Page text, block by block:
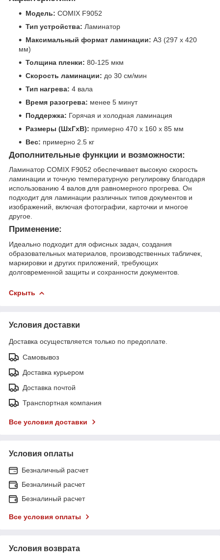
Модель: COMIX F9052
Тип устройства: Ламинатор
Максимальный формат ламинации: A3 (297 x 420
мм)
Толщина пленки: 80-125 мкм
Скорость ламинации: до 30 см/мин
Тип нагрева: 4 вала
Время разогрева: менее 5 минут
Поддержка: Горячая и холодная ламинация
Размеры (ШхГхВ): примерно 470 x 160 x 85 мм
Вес: примерно 2.5 кг
Дополнительные функции и возможности:
Ламинатор COMIX F9052 обеспечивает высокую скорость
ламинации и точную температурную регулировку благодаря
использованию 4 валов для равномерного прогрева. Он
подходит для ламинации различных типов документов и
изображений, включая фотографии, карточки и многое
другое.
Применение:
Идеально подходит для офисных задач, создания
образовательных материалов, производственных табличек,
маркировки и других приложений, требующих
долговременной защиты и сохранности документов.
Скрыть
Условия доставки
Доставка осуществляется только по предоплате.
Самовывоз
Доставка курьером
Доставка почтой
Транспортная компания
Все условия доставки
Условия оплаты
Безналичный расчет
Безналиный расчет
Безналиный расчет
Все условия оплаты
Условия возврата